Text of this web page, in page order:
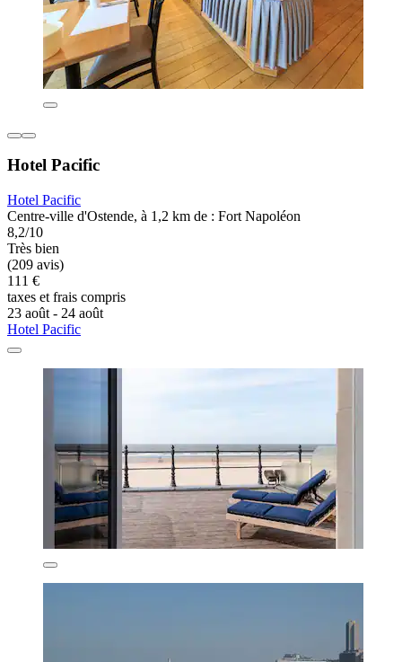
Hotel Pacific
Hotel Pacific
Centre-ville d'Ostende, à 1,2 km de : Fort Napoléon
8,2/10
Très bien
(209 avis)
111 €
taxes et frais compris
23 août - 24 août
Hotel Pacific